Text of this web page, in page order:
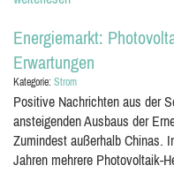
Energiemarkt:
Erwartungen
Kategorie: Strom
Positive Nachrichten aus der
ansteigenden Ausbaus der
Zumindest außerhalb Chinas.
Jahren mehrere Photovoltaik-